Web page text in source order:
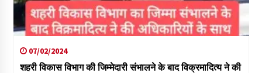
07/02/2024
शहरी विकास विभाग की जिम्मेदारी संभालने के बाद विक्रमादित्य ने की